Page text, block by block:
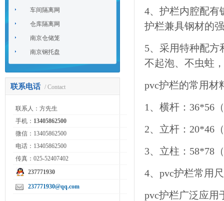
车间隔离网
仓库隔离网
南京仓储笼
南京钢托盘
联系电话 / Contact
联系人：方先生
手机： 13405862500
微信：13405862500
电话：13405862500
传真：025-52407402
237771930
237771930@qq.com
4、护栏内腔配有
护栏兼具钢材的
5、采用特种配方
不起泡、不虫蛀
pvc护栏的常用材
1、横杆：36*56
2、立杆：20*46
3、立柱：58*78
4、pvc护栏常用
pvc护栏广泛应用